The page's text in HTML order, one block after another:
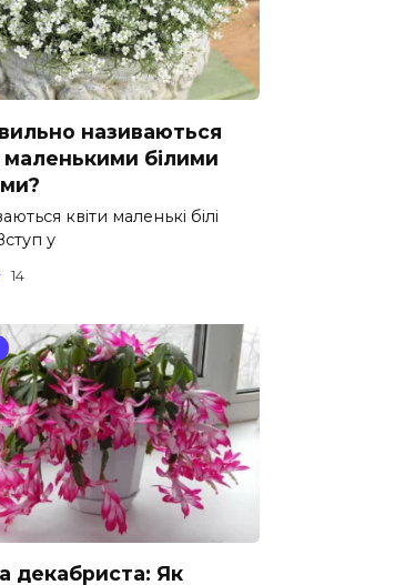
називаються
маленькими білими
квіти маленькі білі
у
14
декабриста: Як